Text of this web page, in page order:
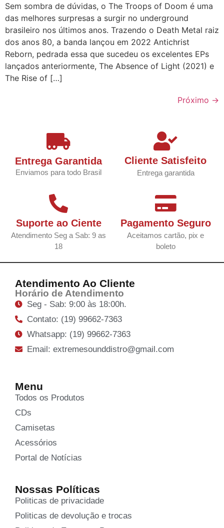
Sem sombra de dúvidas, o The Troops of Doom é uma
das melhores surpresas a surgir no underground
brasileiro nos últimos anos. Trazendo o Death Metal raiz
dos anos 80, a banda lançou em 2022 Antichrist
Reborn, pedrada essa que sucedeu os excelentes EPs
lançados anteriormente, The Absence of Light (2021) e
The Rise of […]
Próximo →
Entrega Garantida
Enviamos para todo Brasil
Cliente Satisfeito
Entrega garantida
Suporte ao Ciente
Atendimento Seg a Sab: 9 as
18
Pagamento Seguro
Aceitamos cartão, pix e
boleto
Atendimento Ao Cliente
Horário de Atendimento
Seg - Sab: 9:00 às 18:00h.
Contato: (19) 99662-7363
Whatsapp: (19) 99662-7363
Email: extremesounddistro@gmail.com
Menu
Todos os Produtos
CDs
Camisetas
Acessórios
Portal de Notícias
Nossas Políticas
Politicas de privacidade
Politicas de devolução e trocas